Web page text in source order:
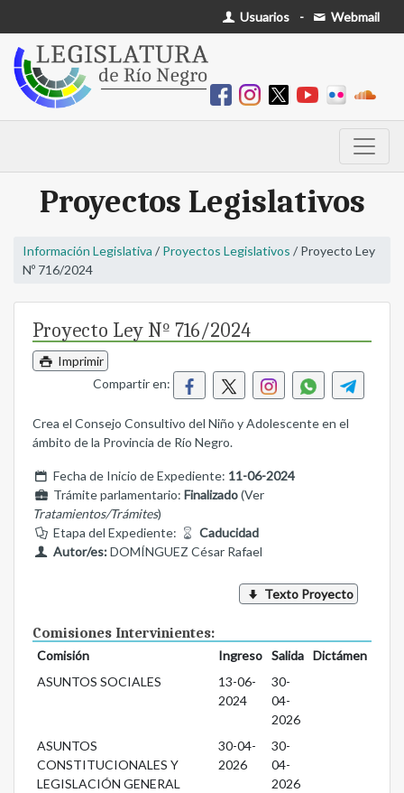
Usuarios - Webmail
Proyectos Legislativos
Información Legislativa / Proyectos Legislativos / Proyecto Ley
Nº 716/2024
Proyecto Ley Nº 716/2024
Imprimir
Compartir en:
Crea el Consejo Consultivo del Niño y Adolescente en el
ámbito de la Provincia de Río Negro.
Fecha de Inicio de Expediente: 11-06-2024
Trámite parlamentario: Finalizado(Ver
Tratamientos/Trámites)
Etapa del Expediente:
Caducidad
Autor/es:DOMÍNGUEZ César Rafael
Texto Proyecto
Comisiones Intervinientes:
Comisión Ingreso Salida
Dictámen
ASUNTOS SOCIALES
13-06-
2024
30-
04-
2026
ASUNTOS
CONSTITUCIONALES Y
LEGISLACIÓN GENERAL
30-04-
2026
30-
04-
2026